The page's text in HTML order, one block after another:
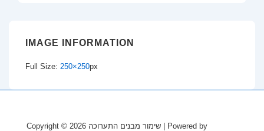
IMAGE INFORMATION
Full Size: 250×250px
Copyright © 2026 | Powered by